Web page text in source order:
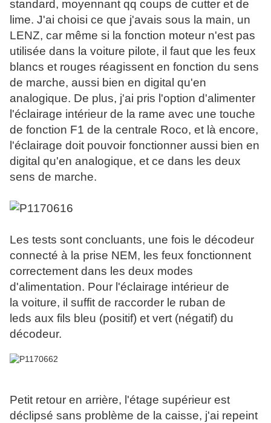
standard, moyennant qq coups de cutter et de
lime. J'ai choisi ce que j'avais sous la main, un
LENZ, car même si la fonction moteur n'est pas
utilisée dans la voiture pilote, il faut que les feux
blancs et rouges réagissent en fonction du sens
de marche, aussi bien en digital qu'en
analogique. De plus, j'ai pris l'option d'alimenter
l'éclairage intérieur de la rame avec une touche
de fonction F1 de la centrale Roco, et là encore,
l'éclairage doit pouvoir fonctionner aussi bien en
digital qu'en analogique, et ce dans les deux
sens de marche.
Les tests sont concluants, une fois le décodeur
connecté à la prise NEM, les feux fonctionnent
correctement dans les deux modes
d'alimentation. Pour l'éclairage intérieur de
la voiture, il suffit de raccorder le ruban de
leds aux fils bleu (positif) et vert (négatif) du
décodeur.
Petit retour en arrière, l'étage supérieur est
déclipsé sans problème de la caisse, j'ai repeint